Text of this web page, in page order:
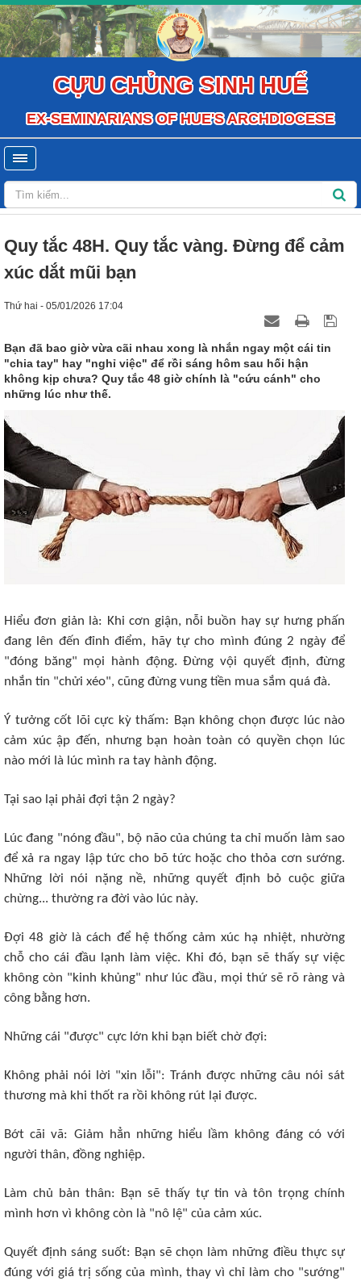
CỰU CHỦNG SINH HUẾ
EX-SEMINARIANS OF HUE'S ARCHDIOCESE
Quy tắc 48H. Quy tắc vàng. Đừng để cảm
xúc dắt mũi bạn
Thứ hai - 05/01/2026 17:04
Bạn đã bao giờ vừa cãi nhau xong là nhắn ngay một cái tin
"chia tay" hay "nghỉ việc" để rồi sáng hôm sau hối hận
không kịp chưa? Quy tắc 48 giờ chính là "cứu cánh" cho
những lúc như thế.
Hiểu đơn giản là: Khi cơn giận, nỗi buồn hay sự hưng phấn
đang lên đến đỉnh điểm, hãy tự cho mình đúng 2 ngày để
"đóng băng" mọi hành động. Đừng vội quyết định, đừng
nhắn tin "chửi xéo", cũng đừng vung tiền mua sắm quá đà.
​Ý tưởng cốt lõi cực kỳ thấm: Bạn không chọn được lúc nào
cảm xúc ập đến, nhưng bạn hoàn toàn có quyền chọn lúc
nào mới là lúc mình ra tay hành động.
​Tại sao lại phải đợi tận 2 ngày?
​Lúc đang "nóng đầu", bộ não của chúng ta chỉ muốn làm sao
để xả ra ngay lập tức cho bõ tức hoặc cho thỏa cơn sướng.
Những lời nói nặng nề, những quyết định bỏ cuộc giữa
chừng... thường ra đời vào lúc này.
​Đợi 48 giờ là cách để hệ thống cảm xúc hạ nhiệt, nhường
chỗ cho cái đầu lạnh làm việc. Khi đó, bạn sẽ thấy sự việc
không còn "kinh khủng" như lúc đầu, mọi thứ sẽ rõ ràng và
công bằng hơn.
​Những cái "được" cực lớn khi bạn biết chờ đợi:
Không phải nói lời "xin lỗi": Tránh được những câu nói sát
thương mà khi thốt ra rồi không rút lại được.
Bớt cãi vã: Giảm hẳn những hiểu lầm không đáng có với
người thân, đồng nghiệp.
Làm chủ bản thân: Bạn sẽ thấy tự tin và tôn trọng chính
mình hơn vì không còn là "nô lệ" của cảm xúc.
​Quyết định sáng suốt: Bạn sẽ chọn làm những điều thực sự
đúng với giá trị sống của mình, thay vì chỉ làm cho "sướng"